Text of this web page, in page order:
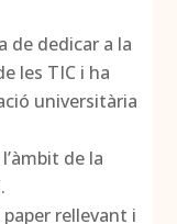
de dedicar a la
les TIC i ha
universitària
de la
rellevant i